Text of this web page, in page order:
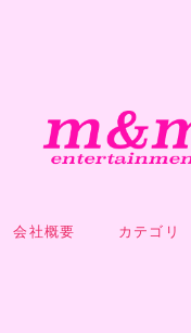
会社概要 カテゴリ